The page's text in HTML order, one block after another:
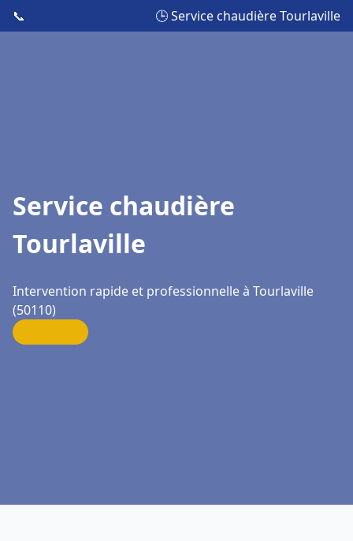
📞 🕒 Service chaudière Tourlaville
Service chaudière
Tourlaville
Intervention rapide et professionnelle à Tourlaville
(50110)